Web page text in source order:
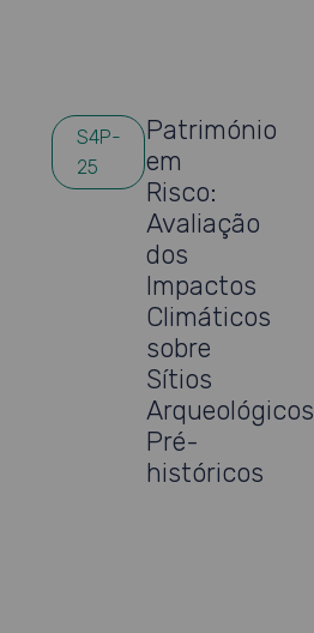
S4P-
25
Património
em
Risco:
Avaliação
dos
Impactos
Climáticos
sobre
Sítios
Arqueológicos
Pré-
históricos